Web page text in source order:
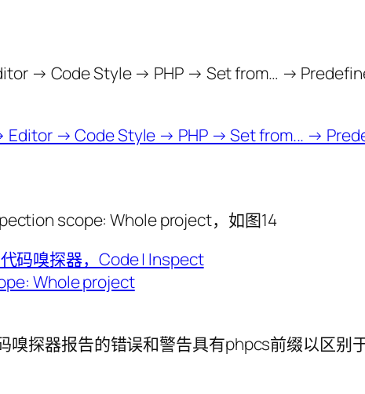
→ Code Style → PHP → Set from… →
scope: Whole project，如图14
嗅探器报告的错误和警告具有phpcs前缀以区别